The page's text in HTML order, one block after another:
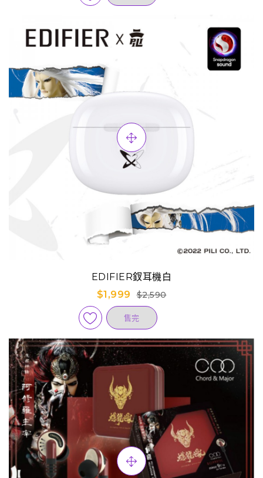
EDIFIER釵耳機白
$1,999
$2,590
售完